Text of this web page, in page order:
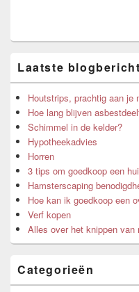
Laatste
Houtstrips, prachtig aan je
Hoe lang blijven
Schimmel in de kelder?
Hypotheekadvies
Horren
3 tips om goedkoop een
Hamsterscaping
Hoe kan ik goedkoop een
Verf kopen
Alles over het knippen van
Categorieën